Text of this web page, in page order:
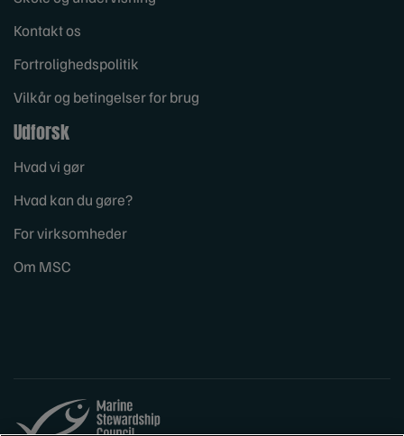
Kontakt os
Fortrolighedspolitik
Vilkår og betingelser for brug
Udforsk
Hvad vi gør
Hvad kan du gøre?
For virksomheder
Om MSC